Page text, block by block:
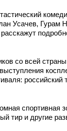
Усачев, Гурам
со всей
российский
спортивная
тир и другие